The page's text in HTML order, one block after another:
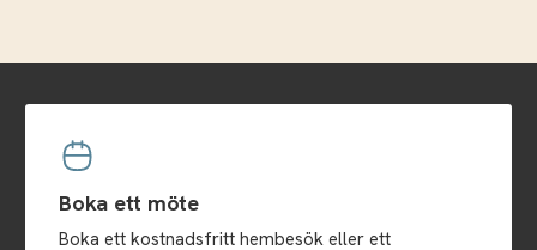
Boka ett möte
Boka ett kostnadsfritt hembesök eller ett